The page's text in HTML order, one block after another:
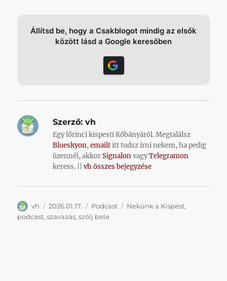
Állítsd be, hogy a Csakblogot mindig az elsők
között lásd a Google keresőben
Szerző: vh
Egy lőrinci kispesti Kőbányáról. Megtalálsz
Blueskyon,emailtitt tudsz írni nekem, ha pedig
üzennél, akkorSignalonvagyTelegramon
keress. ||vh összes bejegyzése
Szerző
vh Közzétéve
2026.01.17. Kategória
Podcast Címke
Nekünk a Kispest,
podcast,szavazás,szólj bele